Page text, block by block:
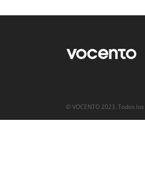
© VOCENTO 2023. Todos